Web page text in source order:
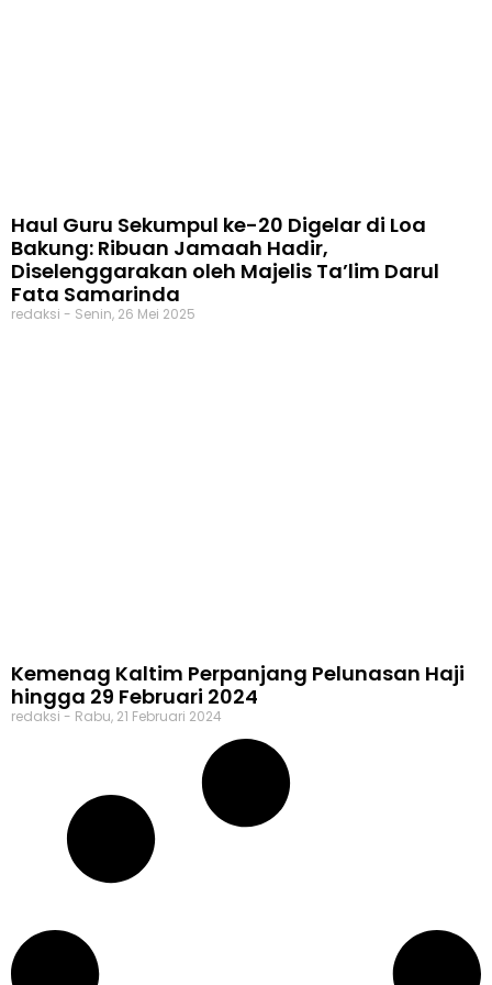
Haul Guru Sekumpul ke-20 Digelar di Loa
Bakung: Ribuan Jamaah Hadir,
Diselenggarakan oleh Majelis Ta’lim Darul
Fata Samarinda
redaksi Senin, 26 Mei 2025
Kemenag Kaltim Perpanjang Pelunasan Haji
hingga 29 Februari 2024
redaksi Rabu, 21 Februari 2024